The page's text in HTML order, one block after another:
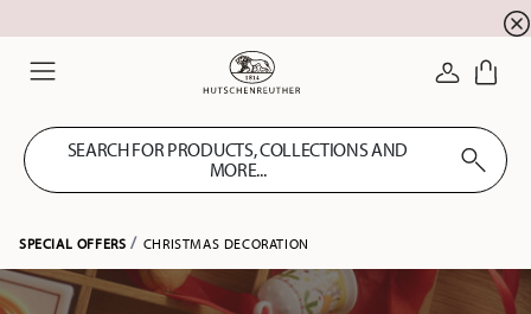
Summer SALE! Get EXTRA 5% OFF and
LOGIN
SEARCH FOR PRODUCTS, COLLECTIONS AND
MORE...
SPECIAL OFFERS CHRISTMAS DECORATION